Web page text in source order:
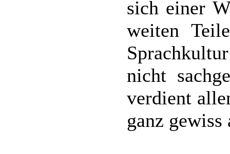
sich einer
weiten
nicht
verdient
ganz